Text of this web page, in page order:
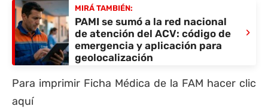
MIRÁ TAMBIÉN:
PAMI se sumó a la red nacional
de atención del ACV: código de
emergencia y aplicación para
geolocalización
›
Para imprimir Ficha Médica de la FAM hacer clic
aquí